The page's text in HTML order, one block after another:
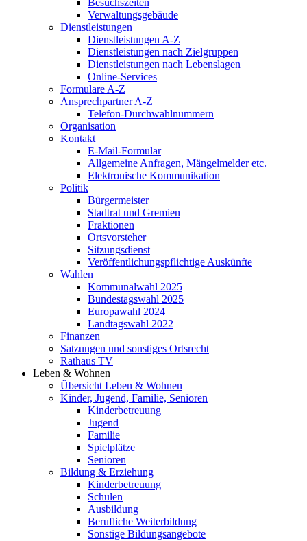
Besuchszeiten
Verwaltungsgebäude
Dienstleistungen
Dienstleistungen A-Z
Dienstleistungen nach Zielgruppen
Dienstleistungen nach Lebenslagen
Online-Services
Formulare A-Z
Ansprechpartner A-Z
Telefon-Durchwahlnummern
Organisation
Kontakt
E-Mail-Formular
Allgemeine Anfragen, Mängelmelder etc.
Elektronische Kommunikation
Politik
Bürgermeister
Stadtrat und Gremien
Fraktionen
Ortsvorsteher
Sitzungsdienst
Veröffentlichungspflichtige Auskünfte
Wahlen
Kommunalwahl 2025
Bundestagswahl 2025
Europawahl 2024
Landtagswahl 2022
Finanzen
Satzungen und sonstiges Ortsrecht
Rathaus TV
Leben & Wohnen
Übersicht Leben & Wohnen
Kinder, Jugend, Familie, Senioren
Kinderbetreuung
Jugend
Familie
Spielplätze
Senioren
Bildung & Erziehung
Kinderbetreuung
Schulen
Ausbildung
Berufliche Weiterbildung
Sonstige Bildungsangebote